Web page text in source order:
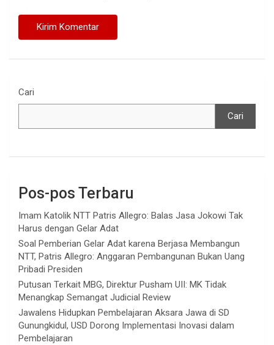
Cari
Cari
Pos-pos Terbaru
Imam Katolik NTT Patris Allegro: Balas Jasa Jokowi Tak
Harus dengan Gelar Adat
Soal Pemberian Gelar Adat karena Berjasa Membangun
NTT, Patris Allegro: Anggaran Pembangunan Bukan Uang
Pribadi Presiden
Putusan Terkait MBG, Direktur Pusham UII: MK Tidak
Menangkap Semangat Judicial Review
Jawalens Hidupkan Pembelajaran Aksara Jawa di SD
Gunungkidul, USD Dorong Implementasi Inovasi dalam
Pembelajaran